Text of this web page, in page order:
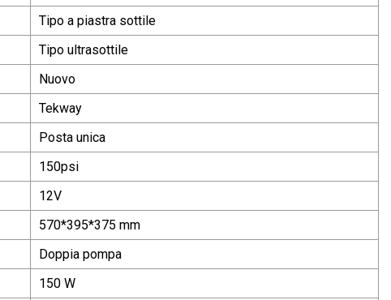
Tipo a piastra sottile
Tipo ultrasottile
Nuovo
Tekway
Posta unica
150psi
12V
570*395*375 mm
Doppia pompa
150 W